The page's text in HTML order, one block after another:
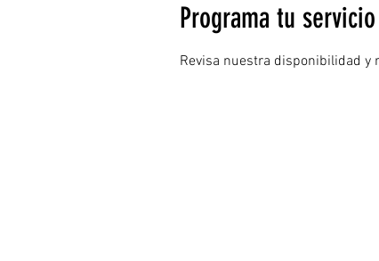
Programa tu servicio
Revisa nuestra disponibilidad y